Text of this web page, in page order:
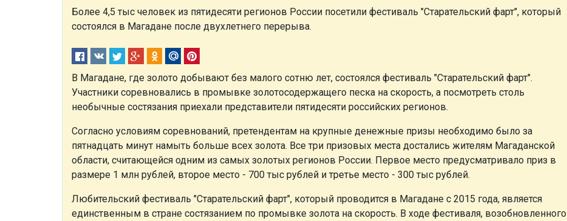
Более 4,5 тыс человек из пятидесяти регионов России посетили фестиваль "Старательский фарт", который
состоялся в Магадане после двухлетнего перерыва.
В Магадане, где золото добывают без малого сотню лет, состоялся фестиваль "Старательский фарт".
Участники соревновались в промывке золотосодержащего песка на скорость, а посмотреть столь
необычные состязания приехали представители пятидесяти российских регионов.
Согласно условиям соревнований, претендентам на крупные денежные призы необходимо было за
пятнадцать минут намыть больше всех золота. Все три призовых места достались жителям Магаданской
области, считающейся одним из самых золотых регионов России. Первое место предусматривало приз в
размере 1 млн рублей, второе место - 700 тыс рублей и третье место - 300 тыс рублей.
Любительский фестиваль "Старательский фарт", который проводится в Магадане с 2015 года, является
единственным в стране состязанием по промывке золота на скорость. В ходе фестиваля, возобновленного